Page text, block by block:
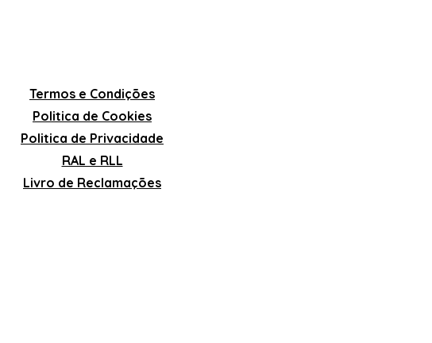
Termos e Condições
Politica de Cookies
Politica de Privacidade
RAL e RLL
Livro de Reclamações